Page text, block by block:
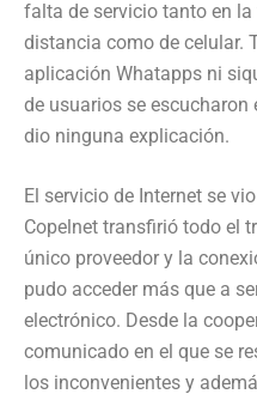
falta de servicio tanto en
distancia como de celular.
aplicación Whatapps ni
de usuarios se
dio ninguna explicación.
El servicio de Internet se
Copelnet transfirió todo el
único proveedor y la
pudo acceder más que a
electrónico. Desde la
comunicado en el que se
los inconvenientes y